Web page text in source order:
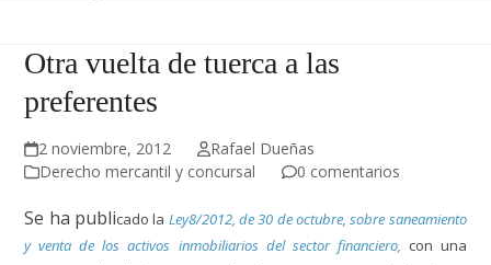
Otra vuelta de tuerca a las
preferentes
2 noviembre, 2012
Rafael Dueñas
Derecho mercantil y concursal
0 comentarios
Se ha publicado la Ley8/2012, de 30 de octubre, sobre saneamiento
y venta de los activos inmobiliarios del sector financiero, con una